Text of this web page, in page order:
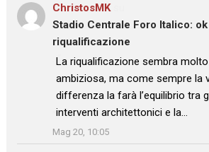
ChristosMKsu
Stadio Centrale Foro Italico:
riqualificazione
: “La riqualificazione sembra molto
ambiziosa, ma come sempre la
differenza la farà l’equilibrio tra
interventi architettonici e la…
”
Mag 20, 10:05